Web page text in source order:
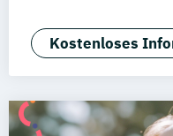
Digital Business
Digital Media &
Kostenloses